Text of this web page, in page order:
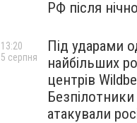
РФ після
Під ударами
найбільших
центрів
атакували
13:20
5 серпня